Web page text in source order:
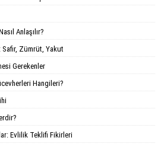
Anlaşılır?
Safir, Zümrüt, Yakut
Gerekenler
Hangileri?
Evlilik Teklifi Fikirleri